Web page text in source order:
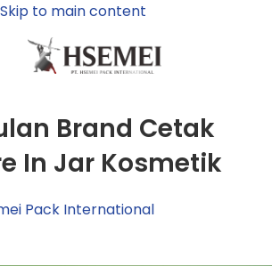
Skip to main content
Brand Cetak
In Jar Kosmetik
Pack International